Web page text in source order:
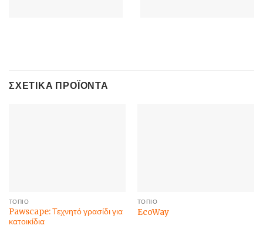
ΣΧΕΤΙΚΆ ΠΡΟΪΌΝΤΑ
ΤΟΠΊΟ
Pawscape: Τεχνητό γρασίδι για
κατοικίδια
ΤΟΠΊΟ
EcoWay